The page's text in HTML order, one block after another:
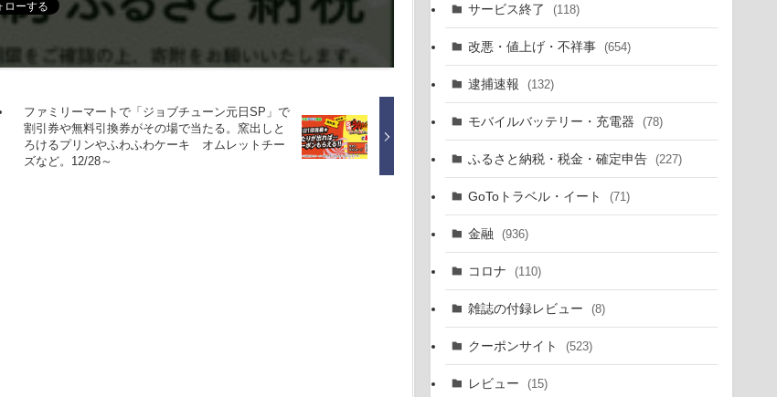
ファミリーマートで「ジョブチューン元日SP」で
割引券や無料引換券がその場で当たる。窯出しと
ろけるプリンやふわふわケーキ オムレットチー
ズなど。12/28～
サービス終了 (118)
改悪・値上げ・不祥事 (654)
逮捕速報 (132)
モバイルバッテリー・充電器 (78)
ふるさと納税・税金・確定申告 (227)
GoToトラベル・イート (71)
金融 (936)
コロナ (110)
雑誌の付録レビュー (8)
クーポンサイト (523)
レビュー (15)